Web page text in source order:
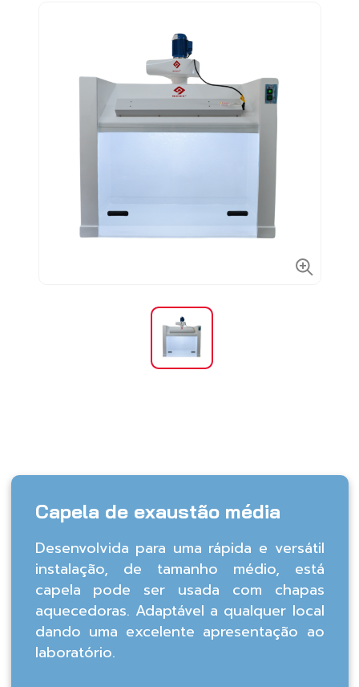
Capela de exaustão média
Desenvolvida para uma rápida e versátil
instalação, de tamanho médio, está
capela pode ser usada com chapas
aquecedoras. Adaptável a qualquer local
dando uma excelente apresentação ao
laboratório.